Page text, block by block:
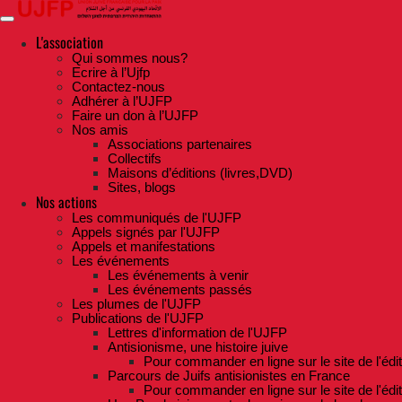
Skip
to
contentL'association
Qui sommes nous?
Ecrire à l’Ujfp
Contactez-nous
Adhérer à l’UJFP
Faire un don à l’UJFP
Nos amis
Associations partenaires
Collectifs
Maisons d’éditions (livres,DVD)
Sites, blogs
Nos actions
Les communiqués de l'UJFP
Appels signés par l'UJFP
Appels et manifestations
Les événements
Les événements à venir
Les événements passés
Les plumes de l'UJFP
Publications de l'UJFP
Lettres d'information de l'UJFP
Antisionisme, une histoire juive
Pour commander en ligne sur le site de
Parcours de Juifs antisionistes en France
Pour commander en ligne sur le site de